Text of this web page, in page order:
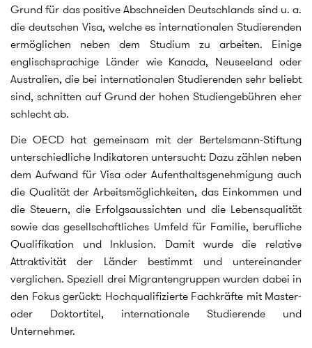
Grund für das positive Abschneiden Deutschlands sind u. a.
die deutschen Visa, welche es internationalen Studierenden
ermöglichen neben dem Studium zu arbeiten. Einige
englischsprachige Länder wie Kanada, Neuseeland oder
Australien, die bei internationalen Studierenden sehr beliebt
sind, schnitten auf Grund der hohen Studiengebühren eher
schlecht ab.
Die OECD hat gemeinsam mit der Bertelsmann-Stiftung
unterschiedliche Indikatoren untersucht: Dazu zählen neben
dem Aufwand für Visa oder Aufenthaltsgenehmigung auch
die Qualität der Arbeitsmöglichkeiten, das Einkommen und
die Steuern, die Erfolgsaussichten und die Lebensqualität
sowie das gesellschaftliches Umfeld für Familie, berufliche
Qualifikation und Inklusion. Damit wurde die relative
Attraktivität der Länder bestimmt und untereinander
verglichen. Speziell drei Migrantengruppen wurden dabei in
den Fokus gerückt: Hochqualifizierte Fachkräfte mit Master-
oder Doktortitel, internationale Studierende und
Unternehmer.